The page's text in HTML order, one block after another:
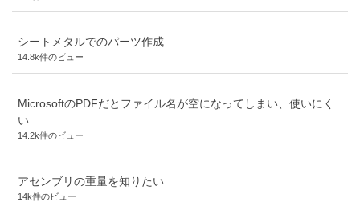
シートメタルでのパーツ作成
14.8k件のビュー
MicrosoftのPDFだとファイル名が空になってしまい、使いにく
い
14.2k件のビュー
アセンブリの重量を知りたい
14k件のビュー